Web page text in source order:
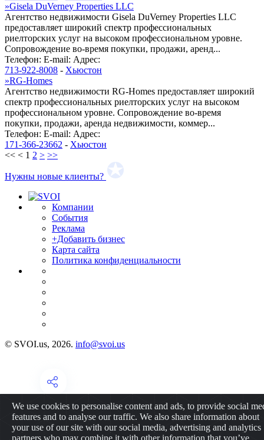
»Gisela DuVerney Properties LLC
Агентство недвижимости Gisela DuVerney Properties LLC
предоставляет широкий спектр профессиональных
риелторских услуг на высоком профессиональном уровне.
Сопровождение во-время покупки, продажи, аренд...
Телефон: E-mail: Адрес:
713-922-8008 - Хьюстон
»RG-Homes
Агентство недвижимости RG-Homes предоставляет широкий
спектр профессиональных риелторских услуг на высоком
профессиональном уровне. Сопровождение во-время
покупки, продажи, аренда недвижимости, коммер...
Телефон: E-mail: Адрес:
171-366-23662 - Хьюстон
<< < 1 2 > >>
Нужны новые клиенты?
Компании
События
Реклама
+Добавить бизнес
Карта сайта
Политика конфиденциальности
© SVOI.us, 2026. info@svoi.us
We use cookies to personalise content and ads, to provide social
features and to analyse our traffic. We also share information about
your use of our site with our social media, advertising and analytics
partners who may combine it with other information that you’ve